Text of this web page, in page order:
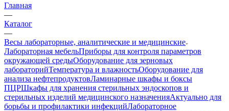
Главная
—
Каталог
—
Весы лабораторные, аналитические и медицинские
Лабораторная мебельПриборы для контроля параметров
окружающей средыОборудование для зерновых
лабораторийТемпература и влажностьОборудование для
анализа нефтепродуктовЛаминарные шкафы и боксы
ПЦРШкафы для хранения стерильных эндоскопов и
стерильных изделий медицинского назначенияАктуально для
борьбы и профилактики инфекцийЛабораторное